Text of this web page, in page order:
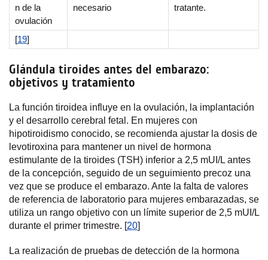
n de la
ovulación
necesario
tratante.
[19]
Glándula tiroides antes del embarazo:
objetivos y tratamiento
La función tiroidea influye en la ovulación, la implantación
y el desarrollo cerebral fetal. En mujeres con
hipotiroidismo conocido, se recomienda ajustar la dosis de
levotiroxina para mantener un nivel de hormona
estimulante de la tiroides (TSH) inferior a 2,5 mUI/L antes
de la concepción, seguido de un seguimiento precoz una
vez que se produce el embarazo. Ante la falta de valores
de referencia de laboratorio para mujeres embarazadas, se
utiliza un rango objetivo con un límite superior de 2,5 mUI/L
durante el primer trimestre. [20]
La realización de pruebas de detección de la hormona